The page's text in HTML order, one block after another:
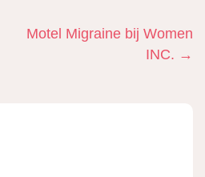
Next
Motel Migraine bij Women
INC. →